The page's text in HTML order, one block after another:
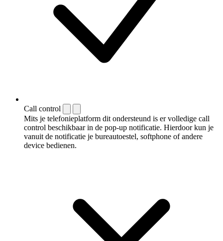
Call control
Mits je telefonieplatform dit ondersteund is er volledige call
control beschikbaar in de pop-up notificatie. Hierdoor kun je
vanuit de notificatie je bureautoestel, softphone of andere
device bedienen.